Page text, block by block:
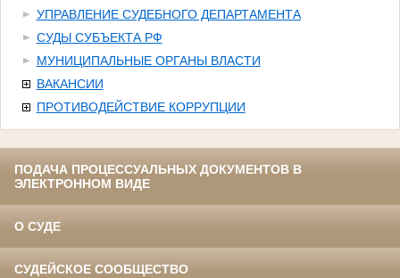
УПРАВЛЕНИЕ СУДЕБНОГО ДЕПАРТАМЕНТА
СУДЫ СУБЪЕКТА РФ
МУНИЦИПАЛЬНЫЕ ОРГАНЫ ВЛАСТИ
ВАКАНСИИ
ПРОТИВОДЕЙСТВИЕ КОРРУПЦИИ
ПОДАЧА ПРОЦЕССУАЛЬНЫХ ДОКУМЕНТОВ В
ЭЛЕКТРОННОМ ВИДЕ
О СУДЕ
СУДЕЙСКОЕ СООБЩЕСТВО